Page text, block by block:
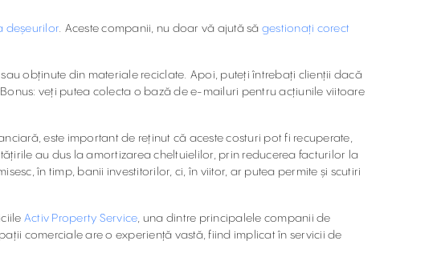
deșeurilor. Aceste companii, nu doar vă ajută să gestionați corect
obținute din materiale reciclate. Apoi, puteți întrebați clienții dacă
veți putea colecta o bază de e-mailuri pentru acțiunile viitoare
este important de reținut că aceste costuri pot fi recuperate,
au dus la amortizarea cheltuielilor, prin reducerea facturilor la
în timp, banii investitorilor, ci, în viitor, ar putea permite și scutiri
Activ Property Service, una dintre principalele companii de
comerciale are o experiență vastă, fiind implicat în servicii de